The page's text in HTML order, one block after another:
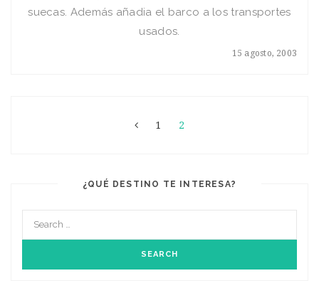
15 agosto, 2003
suecas. Además añadia el barco a los transportes
usados.
1 2
¿QUÉ DESTINO TE INTERESA?